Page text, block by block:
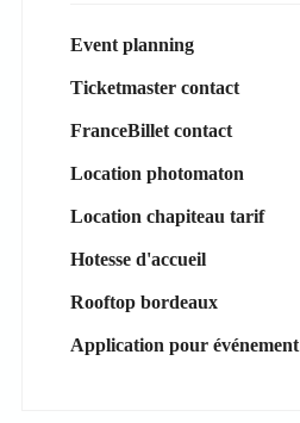
Event planning
Ticketmaster contact
FranceBillet contact
Location photomaton
Location chapiteau tarif
Hotesse d'accueil
Rooftop bordeaux
Application pour événement